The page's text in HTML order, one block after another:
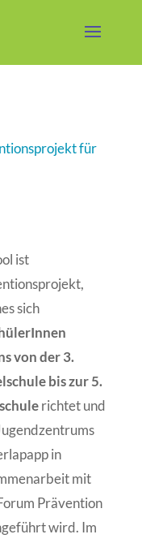
für
ist
sich
von der 3.
bis zur 5.
richtet und
in
mit
Prävention
wird. Im